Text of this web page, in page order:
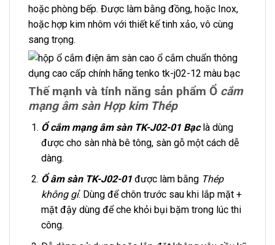
hoặc phòng bếp. Được làm bằng đồng, hoặc Inox,
hoặc hợp kim nhôm với thiết kế tinh xảo, vô cùng
sang trọng.
Thế mạnh và tính năng sản phẩm Ổ cắm
mạng âm sàn Hợp kim Thép
Ổ cắm mạng âm sàn TK-J02-01 Bạclà dùng
được cho sàn nhà bê tông, sàn gỗ một cách dễ
dàng.
Ổ âm sàn TK-J02-01 được làm bằng Thép
không gỉ. Dùng để chôn trước sau khi lắp mặt +
mặt đậy dùng để che khỏi bụi bặm trong lúc thi
công.